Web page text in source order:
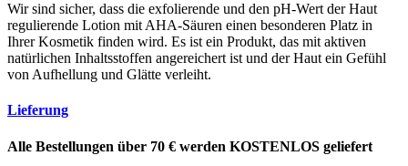
Wir sind sicher, dass die exfolierende und den pH-Wert der Haut
regulierende Lotion mit AHA-Säuren einen besonderen Platz in
Ihrer Kosmetik finden wird. Es ist ein Produkt, das mit aktiven
natürlichen Inhaltsstoffen angereichert ist und der Haut ein Gefühl
von Aufhellung und Glätte verleiht.
Lieferung
Alle Bestellungen über 70 € werden KOSTENLOS geliefert